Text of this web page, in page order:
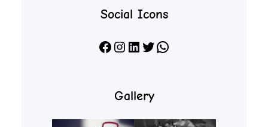
Social Icons
Facebook Instagram LinkedIn X WhatsApp
Gallery